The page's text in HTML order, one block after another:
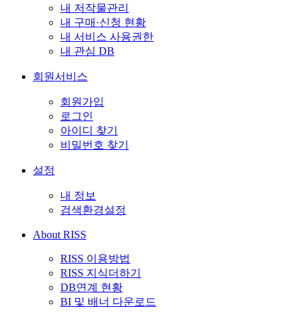
내 저작물관리
내 구매·신청 현황
내 서비스 사용권한
내 관심 DB
회원서비스
회원가입
로그인
아이디 찾기
비밀번호 찾기
설정
내 정보
검색환경설정
About RISS
RISS 이용방법
RISS 지식더하기
DB연계 현황
BI 및 배너 다운로드